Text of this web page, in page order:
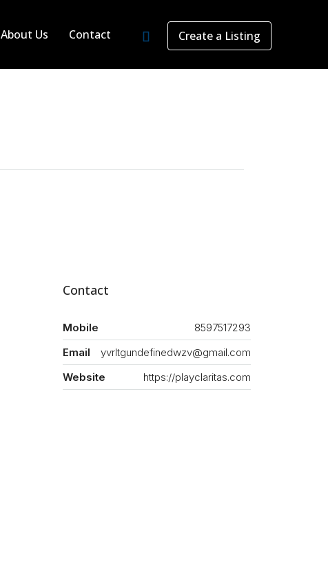
About Us Contact Create a Listing
Contact
Mobile
8597517293
Email
yvrltgundefinedwzv@gmail.com
Website
https://playclaritas.com